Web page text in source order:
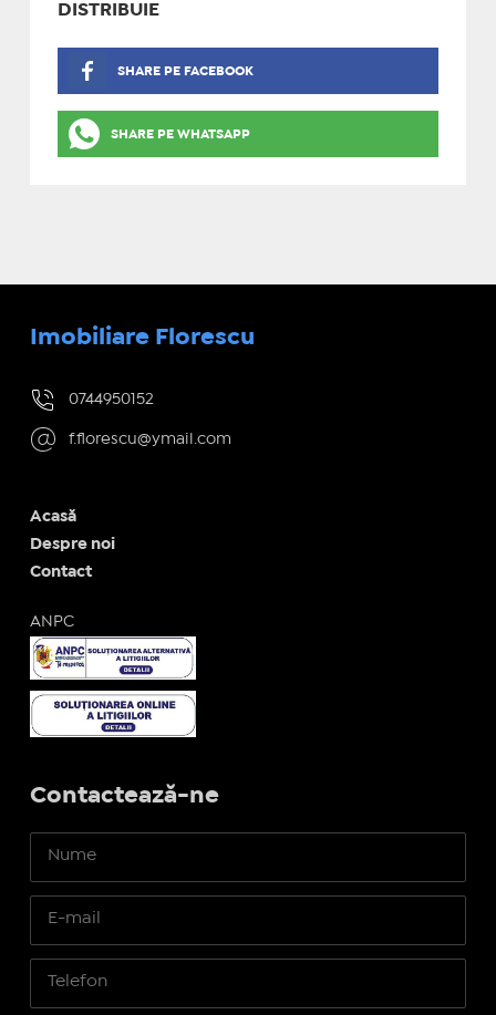
DISTRIBUIE
SHARE PE FACEBOOK
SHARE PE WHATSAPP
Imobiliare Florescu
0744950152
f.florescu@ymail.com
Acasă
Despre noi
Contact
ANPC
Contactează-ne